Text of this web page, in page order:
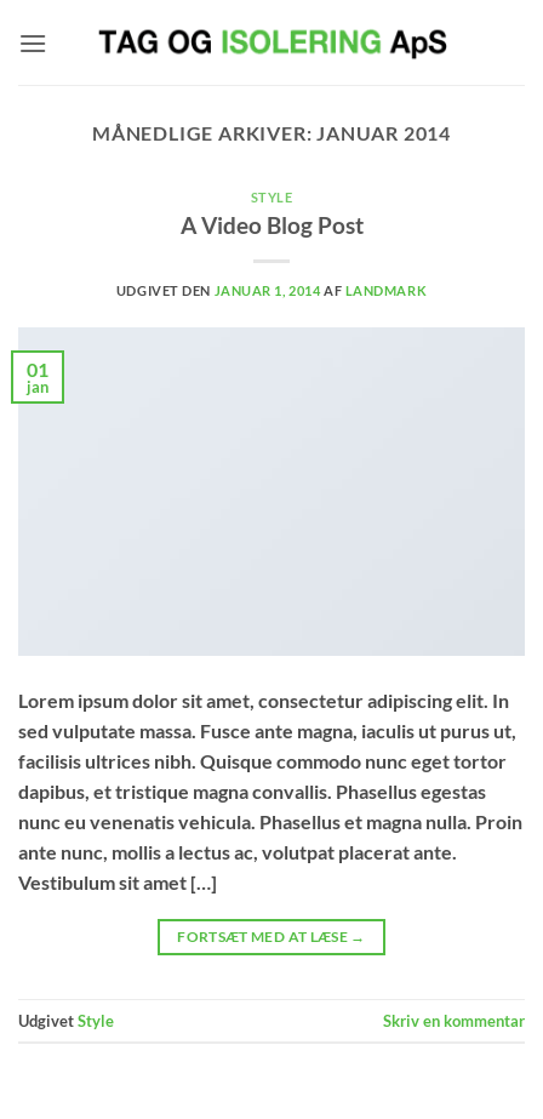
MÅNEDLIGE ARKIVER:JANUAR 2014
STYLE
A Video Blog Post
UDGIVET DEN JANUAR 1, 2014 AF LANDMARK
01
jan
Lorem ipsum dolor sit amet, consectetur adipiscing elit. In
sed vulputate massa. Fusce ante magna, iaculis ut purus ut,
facilisis ultrices nibh. Quisque commodo nunc eget tortor
dapibus, et tristique magna convallis. Phasellus egestas
nunc eu venenatis vehicula. Phasellus et magna nulla. Proin
ante nunc, mollis a lectus ac, volutpat placerat ante.
Vestibulum sit amet […]
FORTSÆT MED AT LÆSE →
UdgivetStyle Skriv en kommentar